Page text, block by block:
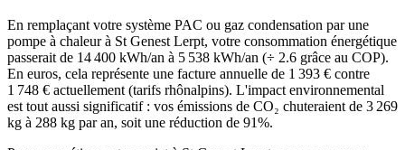
En remplaçant votre système PAC ou gaz condensation par une
pompe à chaleur à St Genest Lerpt, votre consommation énergétique
passerait de 14 400 kWh/an à 5 538 kWh/an (÷ 2.6 grâce au COP).
En euros, cela représente une facture annuelle de 1 393 € contre
1 748 € actuellement (tarifs rhônalpins). L'impact environnemental
est tout aussi significatif : vos émissions de CO₂ chuteraient de 3 269
kg à 288 kg par an, soit une réduction de 91%.